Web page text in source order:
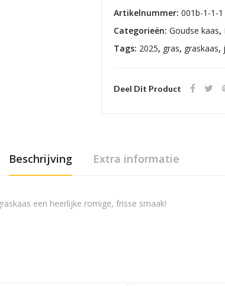
Artikelnummer: 001b-1-1-1
Categorieën: Goudse kaas,
Tags: 2025, gras, graskaas,
Deel Dit Product
Beschrijving Extra informatie
een heerlijke romige, frisse smaak!